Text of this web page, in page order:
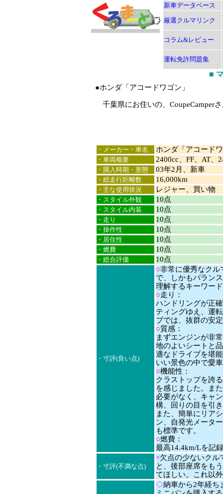
新車データベース
厳選クルマリンク
コラム&レビュー
運転免許問題集
■
●ホンダ「アコードワゴン」
千葉県にお住いの、CoupeCamper
・メーカー・車名 ホンダ「アコード
・車両概要 2400cc、FF、AT、
・購入時期・形態 03年2月、新車
・総走行距離数 16,000km
・主な使用状況 レジャー、買い物
・スタイル外観 10点
・スタイル内装 10点
・走り 10点
・操作性 10点
・居住性 10点
・燃費 10点
・総合評価 10点
・寸評(良い点)
○非常に優秀なクル
で、しかもバラン
理解するキーワー
○走り：
ハンドリングが正
ティングゆえ、運
ブでは、抜群の安
○質感：
まずエンジンが非
地のよいシートと
適なドライブを堪
いい景色の中で愛
○機能性：
クラストップを誇
を感じました。ま
必要がなく、キャ
構、回りの目を引
また、簡単にリア
ン、自発光メータ
も標準です。
○燃費：
最高14.4km/Lを記
・寸評(不満な点)
×欠点の少ないクル
と、後部座席をも
てほしい。これ以
◇納車から2年経ち